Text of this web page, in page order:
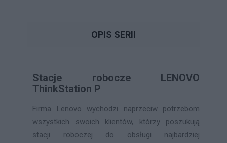
OPIS SERII
Stacje robocze LENOVO
ThinkStation P
Firma Lenovo wychodzi naprzeciw potrzebom
wszystkich swoich klientów, którzy poszukują
stacji roboczej do obsługi najbardziej